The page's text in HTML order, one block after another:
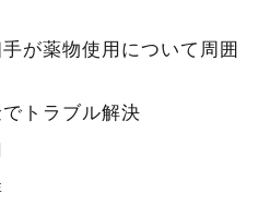
が薬物使用について周囲
トラブル解決